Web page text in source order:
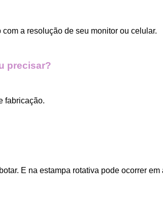
a resolução de seu monitor ou celular.
precisar?
fabricação.
E na estampa rotativa pode ocorrer